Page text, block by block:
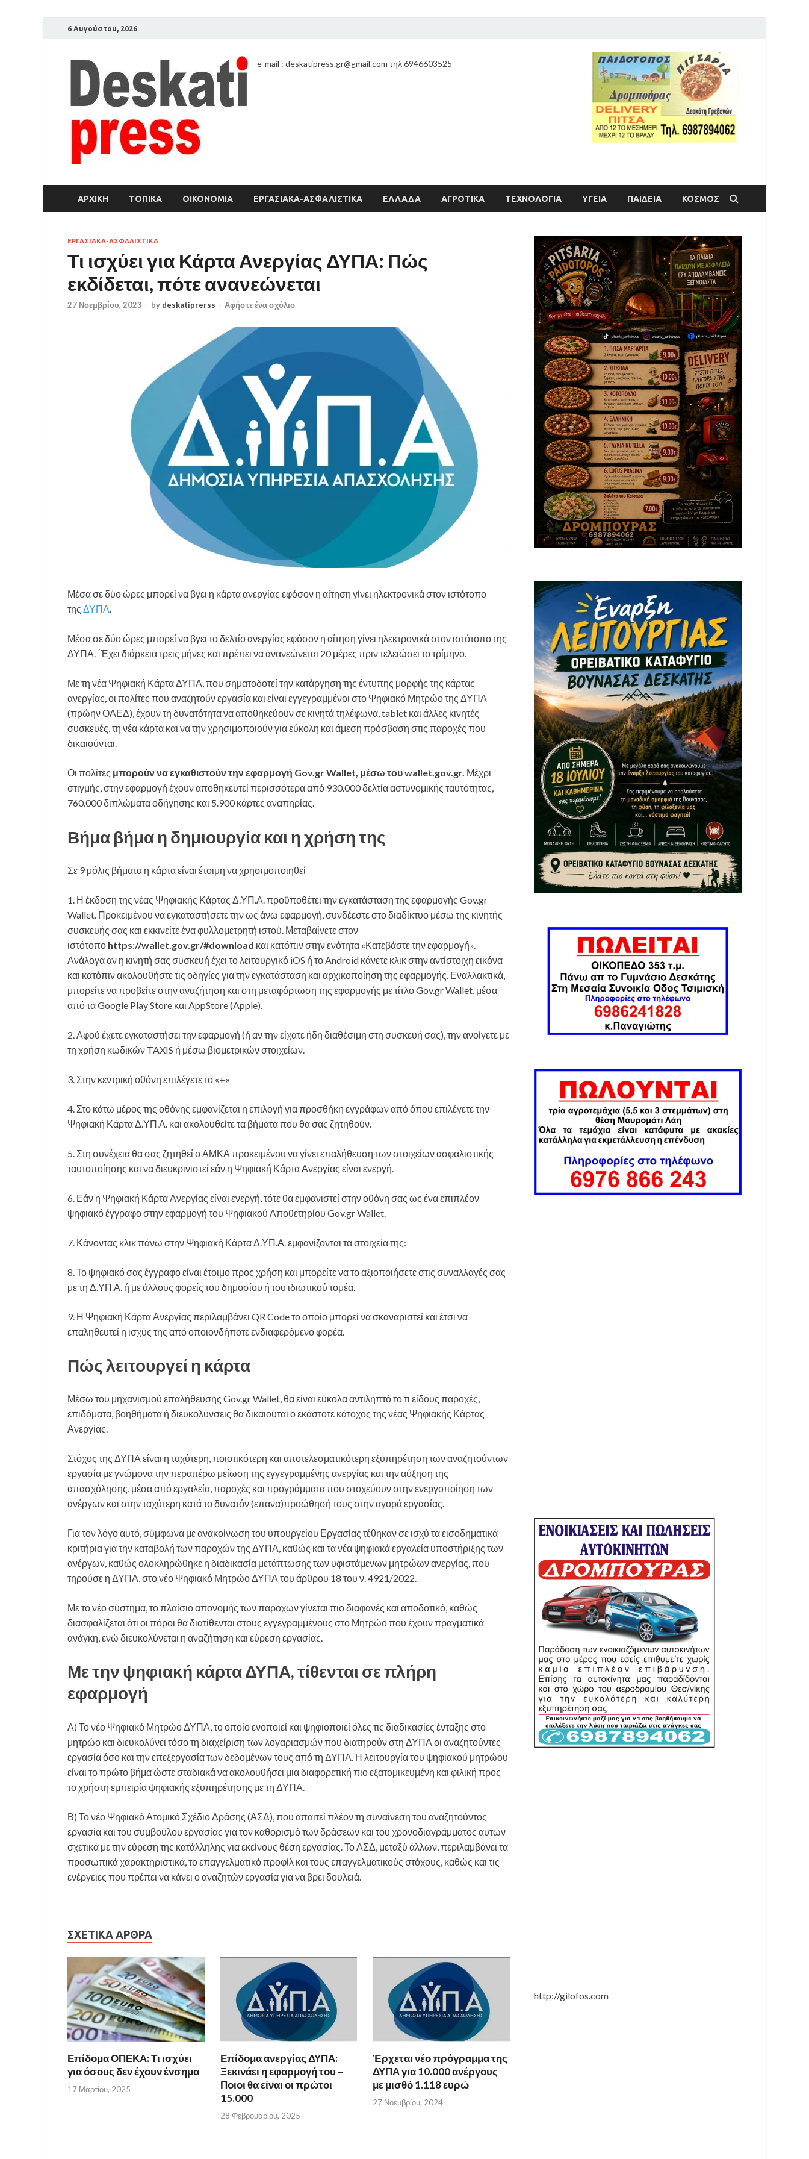
6 Αυγούστου, 2026
e-mail : deskatipress.gr@gmail.com τηλ 6946603525
ΑΡΧΙΚΉ ΤΟΠΙΚΑ ΟΙΚΟΝΟΜΙΑ ΕΡΓΑΣΙΑΚΑ-ΑΣΦΑΛΙΣΤΙΚΑ ΕΛΛΑΔΑ ΑΓΡΟΤΙΚΑ ΤΕΧΝΟΛΟΓΙΑ ΥΓΕΙΑ ΠΑΙΔΕΙΑ ΚΟΣΜΟΣ
ΕΡΓΑΣΙΑΚΑ-ΑΣΦΑΛΙΣΤΙΚΑ
Τι ισχύει για Κάρτα Ανεργίας ΔΥΠΑ: Πώς
εκδίδεται, πότε ανανεώνεται
27 Νοεμβρίου, 2023 - by deskatiprerss - Αφήστε ένα σχόλιο
Μέσα σε δύο ώρες μπορεί να βγει η κάρτα ανεργίας εφόσον η αίτηση γίνει ηλεκτρονικά στον ιστότοπο
της ΔΥΠΑ.
Μέσα σε δύο ώρες μπορεί να βγει το δελτίο ανεργίας εφόσον η αίτηση γίνει ηλεκτρονικά στον ιστότοπο της
ΔΥΠΑ. ΄Έχει διάρκεια τρεις μήνες και πρέπει να ανανεώνεται 20 μέρες πριν τελειώσει το τρίμηνο.
Με τη νέα Ψηφιακή Κάρτα ΔΥΠΑ, που σηματοδοτεί την κατάργηση της έντυπης μορφής της κάρτας
ανεργίας, οι πολίτες που αναζητούν εργασία και είναι εγγεγραμμένοι στο Ψηφιακό Μητρώο της ΔΥΠΑ
(πρώην ΟΑΕΔ), έχουν τη δυνατότητα να αποθηκεύουν σε κινητά τηλέφωνα, tablet και άλλες κινητές
συσκευές, τη νέα κάρτα και να την χρησιμοποιούν για εύκολη και άμεση πρόσβαση στις παροχές που
δικαιούνται.
Οι πολίτες μπορούν να εγκαθιστούν την εφαρμογή Gov.gr Wallet, μέσω του wallet.gov.gr. Μέχρι
στιγμής, στην εφαρμογή έχουν αποθηκευτεί περισσότερα από 930.000 δελτία αστυνομικής ταυτότητας,
760.000 διπλώματα οδήγησης και 5.900 κάρτες αναπηρίας.
Βήμα βήμα η δημιουργία και η χρήση της
Σε 9 μόλις βήματα η κάρτα είναι έτοιμη να χρησιμοποιηθεί
1. Η έκδοση της νέας Ψηφιακής Κάρτας Δ.ΥΠ.Α. προϋποθέτει την εγκατάσταση της εφαρμογής Gov.gr
Wallet. Προκειμένου να εγκαταστήσετε την ως άνω εφαρμογή, συνδέεστε στο διαδίκτυο μέσω της κινητής
συσκευής σας και εκκινείτε ένα φυλλομετρητή ιστού. Μεταβαίνετε στον
ιστότοπο https://wallet.gov.gr/#download και κατόπιν στην ενότητα «Κατεβάστε την εφαρμογή».
Ανάλογα αν η κινητή σας συσκευή έχει το λειτουργικό iOS ή το Android κάνετε κλικ στην αντίστοιχη εικόνα
και κατόπιν ακολουθήστε τις οδηγίες για την εγκατάσταση και αρχικοποίηση της εφαρμογής. Εναλλακτικά,
μπορείτε να προβείτε στην αναζήτηση και στη μεταφόρτωση της εφαρμογής με τίτλο Gov.gr Wallet, μέσα
από τα Google Play Store και AppStore (Apple).
2. Αφού έχετε εγκαταστήσει την εφαρμογή (ή αν την είχατε ήδη διαθέσιμη στη συσκευή σας), την ανοίγετε με
τη χρήση κωδικών TAXIS ή μέσω βιομετρικών στοιχείων.
3. Στην κεντρική οθόνη επιλέγετε το «+»
4. Στο κάτω μέρος της οθόνης εμφανίζεται η επιλογή για προσθήκη εγγράφων από όπου επιλέγετε την
Ψηφιακή Κάρτα Δ.ΥΠ.Α. και ακολουθείτε τα βήματα που θα σας ζητηθούν.
5. Στη συνέχεια θα σας ζητηθεί ο ΑΜΚΑ προκειμένου να γίνει επαλήθευση των στοιχείων ασφαλιστικής
ταυτοποίησης και να διευκρινιστεί εάν η Ψηφιακή Κάρτα Ανεργίας είναι ενεργή.
6. Εάν η Ψηφιακή Κάρτα Ανεργίας είναι ενεργή, τότε θα εμφανιστεί στην οθόνη σας ως ένα επιπλέον
ψηφιακό έγγραφο στην εφαρμογή του Ψηφιακού Αποθετηρίου Gov.gr Wallet.
7. Κάνοντας κλικ πάνω στην Ψηφιακή Κάρτα Δ.ΥΠ.Α. εμφανίζονται τα στοιχεία της:
8. Το ψηφιακό σας έγγραφο είναι έτοιμο προς χρήση και μπορείτε να το αξιοποιήσετε στις συναλλαγές σας
με τη Δ.ΥΠ.Α. ή με άλλους φορείς του δημοσίου ή του ιδιωτικού τομέα.
9. Η Ψηφιακή Κάρτα Ανεργίας περιλαμβάνει QR Code το οποίο μπορεί να σκαναριστεί και έτσι να
επαληθευτεί η ισχύς της από οποιονδήποτε ενδιαφερόμενο φορέα.
Πώς λειτουργεί η κάρτα
Μέσω του μηχανισμού επαλήθευσης Gov.gr Wallet, θα είναι εύκολα αντιληπτό το τι είδους παροχές,
επιδόματα, βοηθήματα ή διευκολύνσεις θα δικαιούται ο εκάστοτε κάτοχος της νέας Ψηφιακής Κάρτας
Ανεργίας.
Στόχος της ΔΥΠΑ είναι η ταχύτερη, ποιοτικότερη και αποτελεσματικότερη εξυπηρέτηση των αναζητούντων
εργασία με γνώμονα την περαιτέρω μείωση της εγγεγραμμένης ανεργίας και την αύξηση της
απασχόλησης, μέσα από εργαλεία, παροχές και προγράμματα που στοχεύουν στην ενεργοποίηση των
ανέργων και στην ταχύτερη κατά το δυνατόν (επανα)προώθησή τους στην αγορά εργασίας.
Για τον λόγο αυτό, σύμφωνα με ανακοίνωση του υπουργείου Εργασίας τέθηκαν σε ισχύ τα εισοδηματικά
κριτήρια για την καταβολή των παροχών της ΔΥΠΑ, καθώς και τα νέα ψηφιακά εργαλεία υποστήριξης των
ανέργων, καθώς ολοκληρώθηκε η διαδικασία μετάπτωσης των υφιστάμενων μητρώων ανεργίας, που
τηρούσε η ΔΥΠΑ, στο νέο Ψηφιακό Μητρώο ΔΥΠΑ του άρθρου 18 του ν. 4921/2022.
Με το νέο σύστημα, το πλαίσιο απονομής των παροχών γίνεται πιο διαφανές και αποδοτικό, καθώς
διασφαλίζεται ότι οι πόροι θα διατίθενται στους εγγεγραμμένους στο Μητρώο που έχουν πραγματικά
ανάγκη, ενώ διευκολύνεται η αναζήτηση και εύρεση εργασίας.
Με την ψηφιακή κάρτα ΔΥΠΑ, τίθενται σε πλήρη
εφαρμογή
Α) Το νέο Ψηφιακό Μητρώο ΔΥΠΑ, το οποίο ενοποιεί και ψηφιοποιεί όλες τις διαδικασίες ένταξης στο
μητρώο και διευκολύνει τόσο τη διαχείριση των λογαριασμών που διατηρούν στη ΔΥΠΑ οι αναζητούντες
εργασία όσο και την επεξεργασία των δεδομένων τους από τη ΔΥΠΑ. Η λειτουργία του ψηφιακού μητρώου
είναι το πρώτο βήμα ώστε σταδιακά να ακολουθήσει μια διαφορετική πιο εξατομικευμένη και φιλική προς
το χρήστη εμπειρία ψηφιακής εξυπηρέτησης με τη ΔΥΠΑ.
Β) Το νέο Ψηφιακό Ατομικό Σχέδιο Δράσης (ΑΣΔ), που απαιτεί πλέον τη συναίνεση του αναζητούντος
εργασία και του συμβούλου εργασίας για τον καθορισμό των δράσεων και του χρονοδιαγράμματος αυτών
σχετικά με την εύρεση της κατάλληλης για εκείνους θέση εργασίας. Το ΑΣΔ, μεταξύ άλλων, περιλαμβάνει τα
προσωπικά χαρακτηριστικά, το επαγγελματικό προφίλ και τους επαγγελματικούς στόχους, καθώς και τις
ενέργειες που πρέπει να κάνει ο αναζητών εργασία για να βρει δουλειά.
ΣΧΕΤΙΚΆ ΆΡΘΡΑ
Επίδομα ΟΠΕΚΑ: Τι ισχύει
για όσους δεν έχουν ένσημα
17 Μαρτίου, 2025
Επίδομα ανεργίας ΔΥΠΑ:
Ξεκινάει η εφαρμογή του –
Ποιοι θα είναι οι πρώτοι
15.000
28 Φεβρουαρίου, 2025
Έρχεται νέο πρόγραμμα της
ΔΥΠΑ για 10.000 ανέργους
με μισθό 1.118 ευρώ
27 Νοεμβρίου, 2024
http://gilofos.com